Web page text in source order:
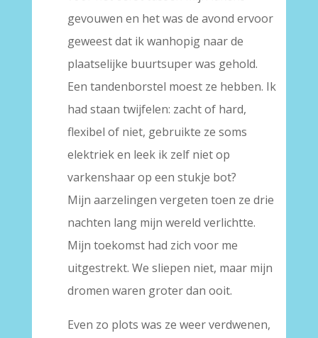
gevouwen en het was de avond ervoor
geweest dat ik wanhopig naar de
plaatselijke buurtsuper was gehold.
Een tandenborstel moest ze hebben. Ik
had staan twijfelen: zacht of hard,
flexibel of niet, gebruikte ze soms
elektriek en leek ik zelf niet op
varkenshaar op een stukje bot?
Mijn aarzelingen vergeten toen ze drie
nachten lang mijn wereld verlichtte.
Mijn toekomst had zich voor me
uitgestrekt. We sliepen niet, maar mijn
dromen waren groter dan ooit.
Even zo plots was ze weer verdwenen,